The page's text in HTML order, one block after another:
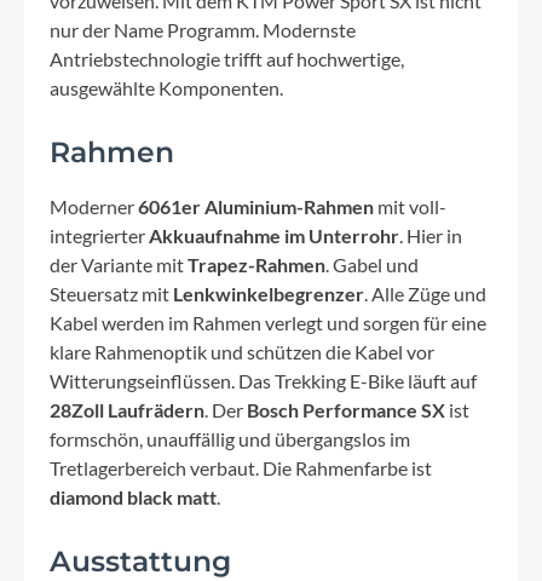
nur der Name Programm. Modernste
Antriebstechnologie trifft auf hochwertige,
ausgewählte Komponenten.
Rahmen
Moderner6061er Aluminium-Rahmen mit voll-
integrierterAkkuaufnahme im Unterrohr. Hier in
der Variante mitTrapez-Rahmen. Gabel und
Steuersatz mit Lenkwinkelbegrenzer. Alle Züge und
Kabel werden im Rahmen verlegt und sorgen für eine
klare Rahmenoptik und schützen die Kabel vor
Witterungseinflüssen. Das Trekking E-Bike läuft auf
28Zoll Laufrädern. Der Bosch Performance SX ist
formschön, unauffällig und übergangslos im
Tretlagerbereich verbaut. Die Rahmenfarbe ist
diamond black matt.
Ausstattung